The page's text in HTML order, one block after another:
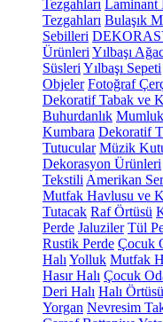
Tezgahları Laminant
Tezgahları Bulaşık
Sebilleri
Ürünleri Yılbaşı
Süsleri Yılbaşı Sepeti
Objeler Fotoğraf
Dekoratif Tabak ve
Buhurdanlık
Kumbara Dekoratif
Tutucular Müzik
Dekorasyon Ürünleri
Tekstili Amerikan
Mutfak Havlusu ve
Tutacak Raf Örtüsü
Perde Jaluziler Tül
Rustik Perde Çocuk
Halı Yolluk Mutfak
Hasır Halı Çocuk
Deri Halı Halı Örtüsü
Yorgan Nevresim